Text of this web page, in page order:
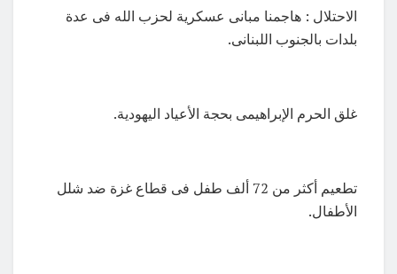
الاحتلال : هاجمنا مبانى عسكرية لحزب الله فى عدة
بلدات بالجنوب اللبنانى.
غلق الحرم الإبراهيمى بحجة الأعياد اليهودية.
تطعيم أكثر من 72 ألف طفل فى قطاع غزة ضد شلل
الأطفال.